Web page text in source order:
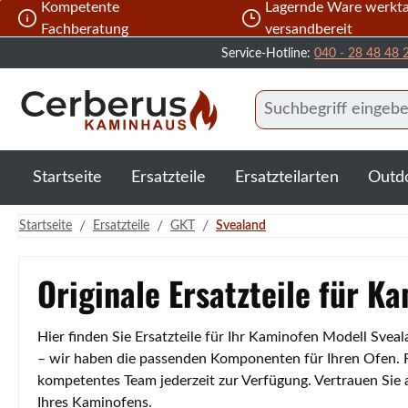
Hauptinhalt springen
Zur Suche springen
Zur Hauptnavigation springen
Kompetente
Fachberatung
Lagernde Ware
versandbereit
Service-Hotline: 040 - 28 48 48
Startseite Ersatzteile Ersatzteilarten
Startseite / Ersatzteile / GKT / Svealand
Originale Ersatzteile für
Hier finden Sie Ersatzteile für Ihr Kaminofen Modell
– wir haben die passenden Komponenten für Ihren Ofen.
kompetentes Team jederzeit zur Verfügung. Vertrauen Sie
Ihres Kaminofens.